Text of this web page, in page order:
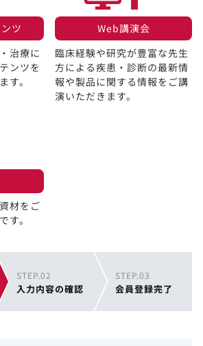
ツ​
治療に
ンツを
す。​
Web講演会​
臨床経験や研究が豊富な先生
方による疾患・診断の最新情
報や製品に関する情報をご講
演いただきます。
材をご
す。
STEP.02
入力内容の確認
STEP.03
会員登録完了